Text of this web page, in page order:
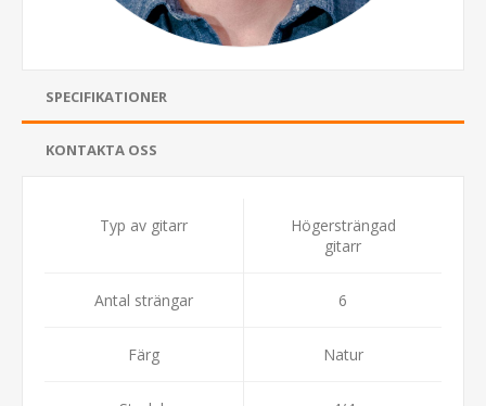
SPECIFIKATIONER
KONTAKTA OSS
Typ av gitarr
Högersträngad
gitarr
Antal strängar 6
Färg Natur